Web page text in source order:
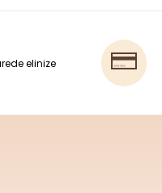
elinize